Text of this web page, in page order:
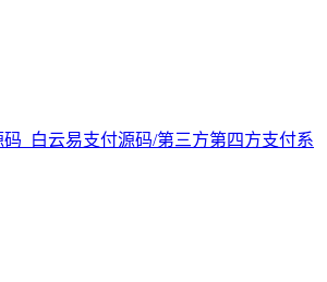
_白云易支付源码/第三方第四方支付系